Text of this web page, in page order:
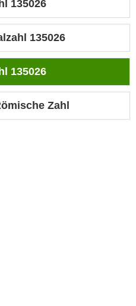
135026
135026
135026
Zahl